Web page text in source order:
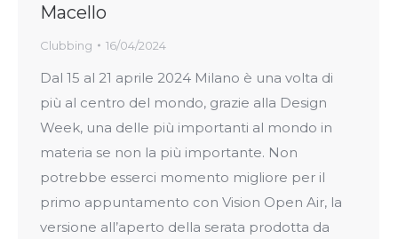
Macello
Clubbing 16/04/2024
Dal 15 al 21 aprile 2024 Milano è una volta di
più al centro del mondo, grazie alla Design
Week, una delle più importanti al mondo in
materia se non la più importante. Non
potrebbe esserci momento migliore per il
primo appuntamento con Vision Open Air, la
versione all’aperto della serata prodotta da